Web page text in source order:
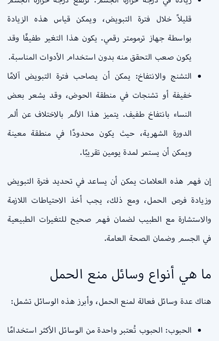
قليلاً خلال فترة التبويض، ويمكن قياس هذه الزيادة
بواسطة جهاز ترمومتر رقمي. يكون هذا التغير طفيفًا وقد
يكون صعب التحقق منه بدون استخدام الأدوات المناسبة.
التشنج والانتفاخ: يمكن أن يصاحب فترة التبويض آلامًا
خفيفة أو تشنجات في منطقة الحوض، وقد يشعر بعض
النساء بانتفاخ طفيف. يتميز هذا الألم بالاختلاف عن ألم
الدورة الشهرية، حيث يكون محدودًا في منطقة معينة
ويمكن أن يستمر لمدة يومين تقريبًا.
إن فهم هذه العلامات يمكن أن يساعد في تحديد فترة التبويض
وزيادة فرص الحمل، ومع ذلك، يجب أخذ الاحتياطات اللازمة
والاستشارة مع الطبيب لضمان فهم صحيح للتغيرات الطبيعية
في الجسم وضمان الصحة العامة.
ما هي أنواع وسائل منع الحمل
هناك عدة وسائل فعالة لمنع الحمل، وأبرز هذه الوسائل تشمل:
الحبوب: الحبوب تُعتبر واحدة من الوسائل الأكثر استخدامًا